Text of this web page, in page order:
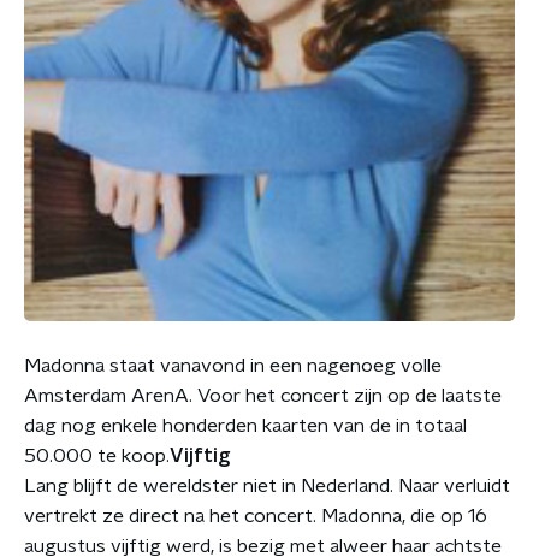
Madonna staat vanavond in een nagenoeg volle
Amsterdam ArenA. Voor het concert zijn op de laatste
dag nog enkele honderden kaarten van de in totaal
50.000 te koop.Vijftig
Lang blijft de wereldster niet in Nederland. Naar verluidt
vertrekt ze direct na het concert. Madonna, die op 16
augustus vijftig werd, is bezig met alweer haar achtste